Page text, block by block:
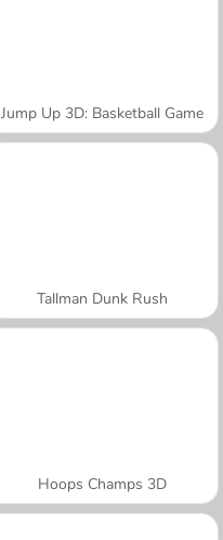
Jump Up 3D: Basketball Game
Tallman Dunk Rush
Hoops Champs 3D